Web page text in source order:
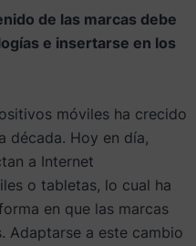
de las marcas debe
e insertarse en los
móviles ha crecido
década. Hoy en día,
a Internet
o tabletas, lo cual ha
en que las marcas
Adaptarse a este cambio